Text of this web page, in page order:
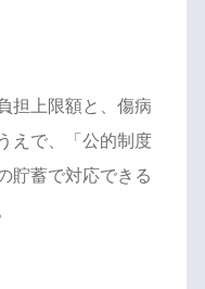
担上限額と、傷病
えで、「公的制度
貯蓄で対応できる